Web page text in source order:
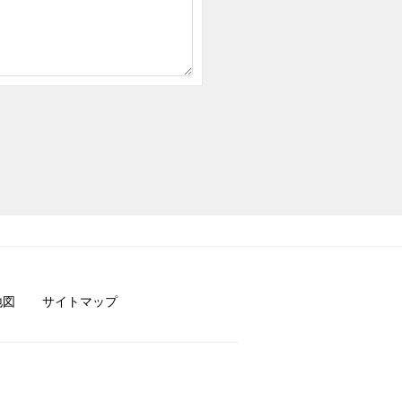
サイトマップ